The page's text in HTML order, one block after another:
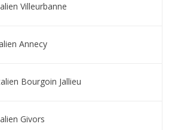
Villeurbanne
Annecy
Bourgoin Jallieu
Givors